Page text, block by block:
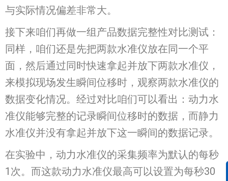
与实际情况偏差非常大。
接下来咱们再做一组产品数据完整性对比测试：
同样，咱们还是先把两款水准仪放在同一个平
面，然后通过同时快速拿起并放下两款水准仪，
来模拟现场发生瞬间位移时，观察两款水准仪的
数据变化情况。经过对比咱们可以看出：动力水
准仪能够完整的记录瞬间位移时的数据，而静力
水准仪并没有拿起并放下这一瞬间的数据记录。
在实验中，动力水准仪的采集频率为默认的每秒
1次。而这款动力水准仪最高可以设置为每秒30